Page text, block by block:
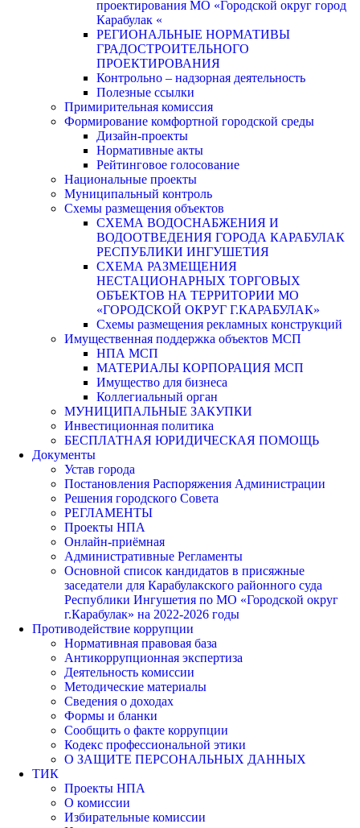
проектирования МО «Городской округ город
Карабулак «
РЕГИОНАЛЬНЫЕ НОРМАТИВЫ
ГРАДОСТРОИТЕЛЬНОГО
ПРОЕКТИРОВАНИЯ
Контрольно – надзорная деятельность
Полезные ссылки
Примирительная комиссия
Формирование комфортной городской среды
Дизайн-проекты
Нормативные акты
Рейтинговое голосование
Национальные проекты
Муниципальный контроль
Схемы размещения объектов
СХЕМА ВОДОСНАБЖЕНИЯ И
ВОДООТВЕДЕНИЯ ГОРОДА КАРАБУЛАК
РЕСПУБЛИКИ ИНГУШЕТИЯ
СХЕМА РАЗМЕЩЕНИЯ
НЕСТАЦИОНАРНЫХ ТОРГОВЫХ
ОБЪЕКТОВ НА ТЕРРИТОРИИ МО
«ГОРОДСКОЙ ОКРУГ Г.КАРАБУЛАК»
Схемы размещения рекламных конструкций
Имущественная поддержка объектов МСП
НПА МСП
МАТЕРИАЛЫ КОРПОРАЦИЯ МСП
Имущество для бизнеса
Коллегиальный орган
МУНИЦИПАЛЬНЫЕ ЗАКУПКИ
Инвестиционная политика
БЕСПЛАТНАЯ ЮРИДИЧЕСКАЯ ПОМОЩЬ
Документы
Устав города
Постановления Распоряжения Администрации
Решения городского Совета
РЕГЛАМЕНТЫ
Проекты НПА
Онлайн-приёмная
Административные Регламенты
Основной список кандидатов в присяжные
заседатели для Карабулакского районного суда
Республики Ингушетия по МО «Городской округ
г.Карабулак» на 2022-2026 годы
Противодействие коррупции
Нормативная правовая база
Антикоррупционная экспертиза
Деятельность комиссии
Методические материалы
Сведения о доходах
Формы и бланки
Сообщить о факте коррупции
Кодекс профессиональной этики
О ЗАЩИТЕ ПЕРСОНАЛЬНЫХ ДАННЫХ
ТИК
Проекты НПА
О комиссии
Избирательные комиссии